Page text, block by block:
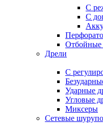
С
С
Отбойные
Дрели
С
Ударные
Угловые
Миксеры
Сетевые